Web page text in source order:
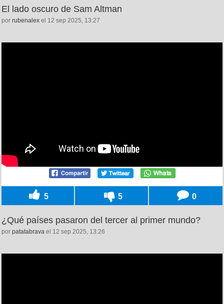
El lado oscuro de Sam Altman
por rubenalex el 12 sep 2025, 13:27
5 5 0
¿Qué países pasaron del tercer al primer mundo?
por patatabrava el 12 sep 2025, 13:26